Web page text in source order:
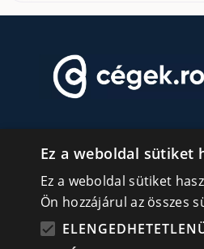
MAGYAR
Ez a weboldal sütiket
Ez a weboldal sütiket
Ön hozzájárul az összes